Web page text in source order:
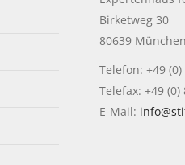
Birketweg 30
80639 München
Telefon: +49
Telefax: +49 (0)
E-Mail: